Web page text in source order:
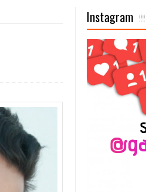
artísticas en París
en el Hard Rock Café
del 2025
Instagram